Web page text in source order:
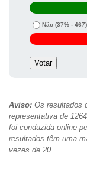
Não (37% - 467)
Aviso: Os resultados
representativa de
foi conduzida online
resultados têm uma
vezes de 20.